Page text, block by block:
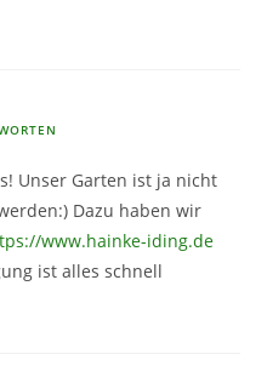
Unser Garten ist ja nicht
Dazu haben wir
www.hainke-iding.de
ist alles schnell